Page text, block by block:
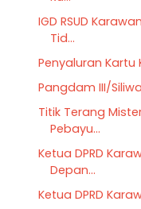
IGD RSUD
Tid...
Penyaluran Kartu
Pangdam III/
Titik Terang
Pebayu...
Ketua DPRD
Depan...
Ketua DPRD